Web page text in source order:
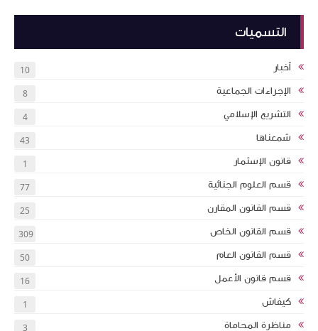
التسميات
أخبار 10
الإجراءات الجماعية 8
التشريع الإسلامي 4
شمعناها 43
قانون الإسثمار 1
قسم العلوم الجنائية 77
قسم القانون المقارن 25
قسم القانون الخاص 309
قسم القانون العام 50
قسم قانون الأعمل 16
كيفاش 1
مناظرة المحاماة 3